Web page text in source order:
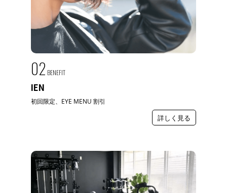
02 BENEFIT
IEN
初回限定、EYE MENU 割引
詳しく見る